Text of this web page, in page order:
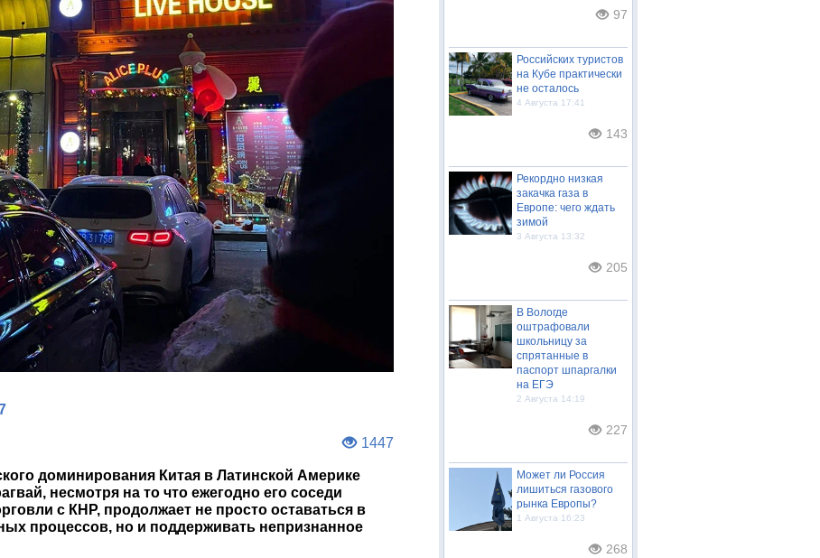
1447
доминирования Китая в Латинской Америке
несмотря на то что ежегодно его соседи
с КНР, продолжает не просто оставаться в
процессов, но и поддерживать непризнанное
97
Российских туристов
на Кубе практически
не осталось
4 Августа 17:41
143
Рекордно низкая
закачка газа в
Европе: чего ждать
зимой
3 Августа 13:32
205
В Вологде
оштрафовали
школьницу за
спрятанные в
паспорт шпаргалки
на ЕГЭ
2 Августа 14:19
227
Может ли Россия
лишиться газового
рынка Европы?
1 Августа 16:23
268